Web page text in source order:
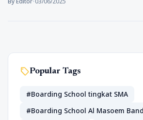
sellPopular Tags
#Boarding School tingkat SMA
#Boarding School Al Masoem